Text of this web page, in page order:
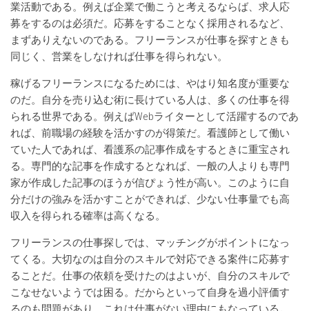
業活動である。例えば企業で働こうと考えるならば、求人応
募をするのは必須だ。応募をすることなく採用されるなど、
まずありえないのである。フリーランスが仕事を探すときも
同じく、営業をしなければ仕事を得られない。
稼げるフリーランスになるためには、やはり知名度が重要な
のだ。自分を売り込む術に長けている人は、多くの仕事を得
られる世界である。例えばWebライターとして活躍するのであ
れば、前職場の経験を活かすのが得策だ。看護師として働い
ていた人であれば、看護系の記事作成をするときに重宝され
る。専門的な記事を作成するとなれば、一般の人よりも専門
家が作成した記事のほうが信ぴょう性が高い。このように自
分だけの強みを活かすことができれば、少ない仕事量でも高
収入を得られる確率は高くなる。
フリーランスの仕事探しでは、マッチングがポイントになっ
てくる。大切なのは自分のスキルで対応できる案件に応募す
ることだ。仕事の依頼を受けたのはよいが、自分のスキルで
こなせないようでは困る。だからといって自身を過小評価す